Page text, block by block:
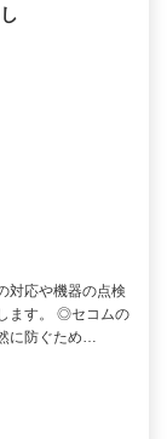
対応や機器の点検
ます。 ◎セコムの
に防ぐため…